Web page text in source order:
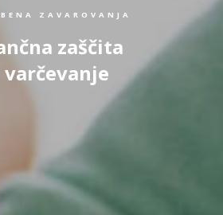
ZAVAROVANJA
zaščita
varčevanje